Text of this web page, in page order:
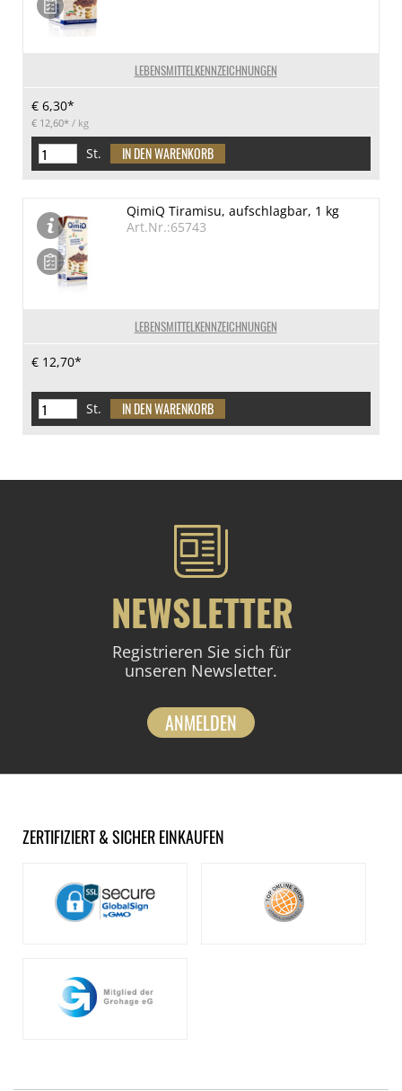
LEBENSMITTELKENNZEICHNUNGEN
€ 6,30*
€ 12,60* / kg
St.
LEBENSMITTELKENNZEICHNUNGEN
QimiQ Tiramisu, aufschlagbar, 1 kg
Art.Nr.:65743
€ 12,70*
St.
NEWSLETTER
Registrieren Sie sich für
unseren Newsletter.
ANMELDEN
ZERTIFIZIERT & SICHER EINKAUFEN